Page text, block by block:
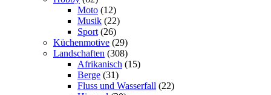
Moto (12)
Musik (22)
Sport (26)
Küchenmotive (29)
Landschaften (308)
Afrikanisch (15)
Berge (31)
Fluss und Wasserfall (22)